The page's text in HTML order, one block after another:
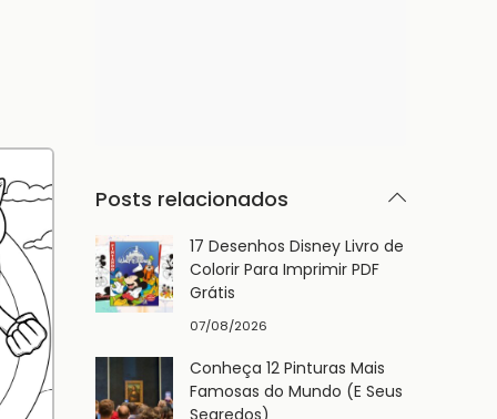
Posts relacionados
17 Desenhos Disney Livro de
Colorir Para Imprimir PDF
Grátis
07/08/2026
Conheça 12 Pinturas Mais
Famosas do Mundo (E Seus
Segredos)